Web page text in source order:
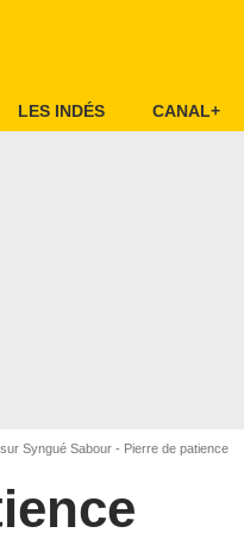
LES INDÉS CANAL+
Syngué Sabour - Pierre de patience